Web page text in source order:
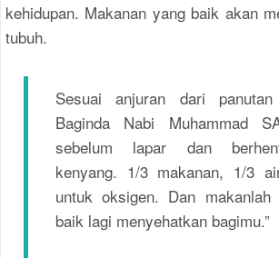
kehidupan. Makanan yang baik akan
tubuh.
Sesuai anjuran dari
Baginda Nabi Muhammad
sebelum lapar dan
kenyang. 1/3 makanan, 1/3
untuk oksigen. Dan makanlah
baik lagi menyehatkan bagimu.”